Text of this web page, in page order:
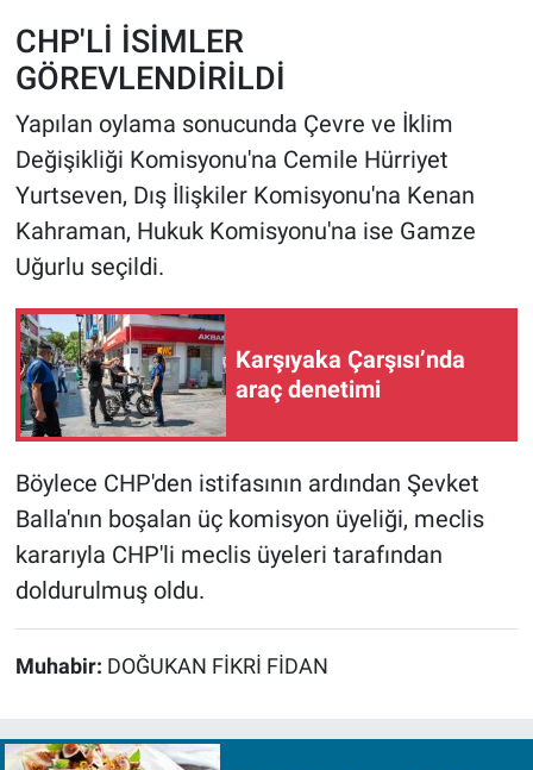
CHP'Lİ İSİMLER
GÖREVLENDİRİLDİ
Yapılan oylama sonucunda Çevre ve İklim
Değişikliği Komisyonu'na Cemile Hürriyet
Yurtseven, Dış İlişkiler Komisyonu'na Kenan
Kahraman, Hukuk Komisyonu'na ise Gamze
Uğurlu seçildi.
Karşıyaka Çarşısı’nda
araç denetimi
Böylece CHP'den istifasının ardından Şevket
Balla'nın boşalan üç komisyon üyeliği, meclis
kararıyla CHP'li meclis üyeleri tarafından
doldurulmuş oldu.
Muhabir: DOĞUKAN FİKRİ FİDAN